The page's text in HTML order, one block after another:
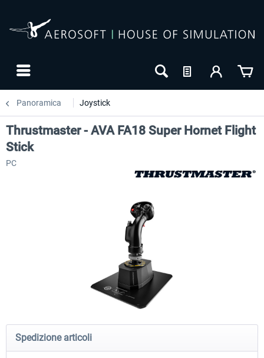
Panoramica Joystick
Snap Action
Thrustmaster - AVA FA18 Super Hornet Flight
Stick
PC
Spedizione articoli